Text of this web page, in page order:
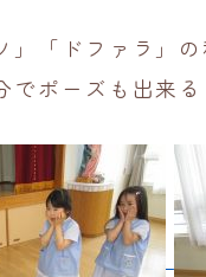
」「ドファラ」
でポーズも出来